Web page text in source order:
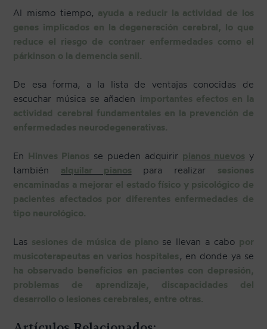
Al mismo tiempo, ayuda a reducir la actividad de los
genes implicados en la degeneración cerebral, lo que
reduce el riesgo de contraer enfermedades como el
párkinson o la demencia senil.
De esa forma, a la lista de ventajas conocidas de
escuchar música se añaden importantes efectos en la
actividad cerebral fundamentales en la prevención de
enfermedades neurodegenerativas.
En Hinves Pianos se pueden adquirir pianos nuevos y
también alquilar pianos para realizar sesiones
encaminadas a mejorar el estado físico y psicológico de
pacientes afectados por diferentes enfermedades de
tipo neurológico.
Las sesiones de música de piano se llevan a cabo por
musicoterapeutas en varios hospitales , en donde ya se
ha observado beneficios en pacientes con depresión,
problemas de aprendizaje, discapacidades del
desarrollo o lesiones cerebrales, entre otras.